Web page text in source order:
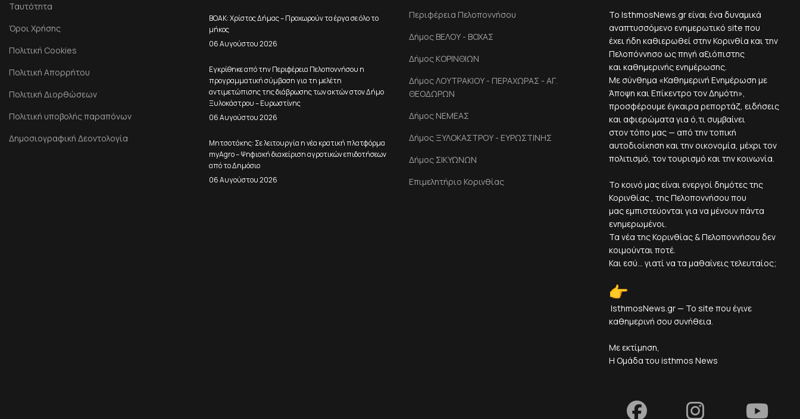
Ταυτότητα
Όροι Χρήσης
Πολιτική Cookies
Πολιτική Απορρήτου
Πολιτική Διορθώσεων
Πολιτική υποβολής παραπόνων
Δημοσιογραφική Δεοντολογία
ΒΟΑΚ: Χρίστος Δήμας – Προχωρούν τα έργα σε όλο το
μήκος
06 Αυγούστου 2026
Εγκρίθηκε από την Περιφέρεια Πελοποννήσου η
προγραμματική σύμβαση για τη μελέτη
αντιμετώπισης της διάβρωσης των ακτών στον Δήμο
Ξυλοκάστρου – Ευρωστίνης
06 Αυγούστου 2026
Μητσοτάκης: Σε λειτουργία η νέα κρατική πλατφόρμα
myAgro – Ψηφιακή διαχείριση αγροτικών επιδοτήσεων
από το Δημόσιο
06 Αυγούστου 2026
Περιφέρεια Πελοποννήσου
Δήμος ΒΕΛΟΥ - ΒΟΧΑΣ
Δήμος ΚΟΡΙΝΘΙΩΝ
Δήμος ΛΟΥΤΡΑΚΙΟΥ - ΠΕΡΑΧΩΡΑΣ - ΑΓ.
ΘΕΟΔΩΡΩΝ
Δήμος ΝΕΜΕΑΣ
Δήμος ΞΥΛΟΚΑΣΤΡΟΥ - ΕΥΡΩΣΤΙΝΗΣ
Δήμος ΣΙΚΥΩΝΩΝ
Επιμελητήριο Κορινθίας
Το IsthmosNews.gr είναι ένα δυναμικά
αναπτυσσόμενο ενημερωτικό site που
έχει ήδη καθιερωθεί στην Κορινθία και την
Πελοπόννησο ως πηγή αξιόπιστης
και καθημερινής ενημέρωσης.
Με σύνθημα «Καθημερινή Ενημέρωση με
Άποψη και Επίκεντρο τον Δημότη»,
προσφέρουμε έγκαιρα ρεπορτάζ, ειδήσεις
και αφιερώματα για ό,τι συμβαίνει
στον τόπο μας — από την τοπική
αυτοδιοίκηση και την οικονομία, μέχρι τον
πολιτισμό, τον τουρισμό και την κοινωνία.
Το κοινό μας είναι ενεργοί δημότες της
Κορινθίας , της Πελοποννήσου που
μας εμπιστεύονται για να μένουν πάντα
ενημερωμένοι.
Τα νέα της Κορινθίας & Πελοποννήσου δεν
κοιμούνται ποτέ.
Και εσύ... γιατί να τα μαθαίνεις τελευταίος;
IsthmosNews.gr — Το site που έγινε
καθημερινή σου συνήθεια.
Με εκτίμηση,
Η Ομάδα του isthmos News